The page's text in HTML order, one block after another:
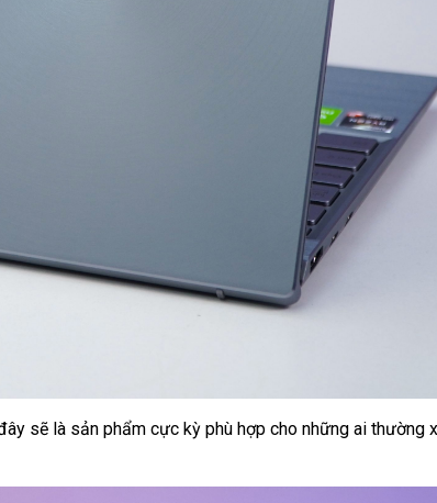
sẽ là sản phẩm cực kỳ phù hợp cho những ai thường